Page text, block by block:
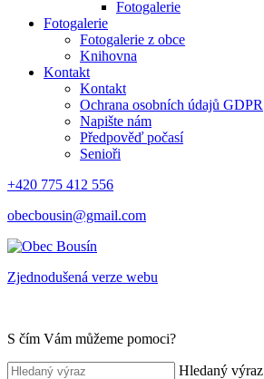
Fotogalerie
Fotogalerie
Fotogalerie z obce
Knihovna
Kontakt
Kontakt
Ochrana osobních údajů GDPR
Napište nám
Předpověď počasí
Senioři
+420 775 412 556
obecbousin@gmail.com
Zjednodušená verze webu
S čím Vám můžeme pomoci?
Hledaný výraz